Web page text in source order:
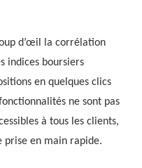
d’œil la corrélation
indices boursiers
en quelques clics
ne sont pas
à tous les clients,
prise en main rapide.